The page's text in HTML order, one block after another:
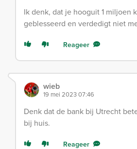
Ik denk, dat je hooguit 1 miljoen
geblesseerd en verdedigt niet
Reageer
wieb
19 mei 2023 07:46
Denk dat de bank bij Utrecht
bij huis.
Reageer